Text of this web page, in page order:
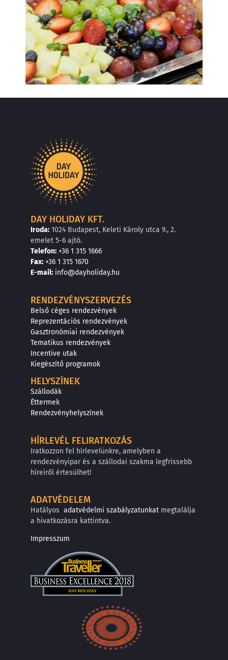
DAY HOLIDAY KFT.
Iroda: 1024 Budapest, Keleti Károly utca 9., 2.
emelet 5-6 ajtó.
Telefon: +36 1 315 1666
Fax: +36 1 315 1670
E-mail: info@dayholiday.hu
RENDEZVÉNYSZERVEZÉS
Belső céges rendezvények
Reprezentációs rendezvények
Gasztronómiai rendezvények
Tematikus rendezvények
Incentive utak
Kiegészítő programok
HELYSZÍNEK
Szállodák
Éttermek
Rendezvényhelyszínek
HÍRLEVÉL FELIRATKOZÁS
Iratkozzon fel hírlevelünkre, amelyben a
rendezvényipar és a szállodai szakma legfrissebb
híreiről értesülhet!
ADATVÉDELEM
Hatályos adatvédelmi szabályzatunkat megtalálja
a hivatkozásra kattintva.
Impresszum